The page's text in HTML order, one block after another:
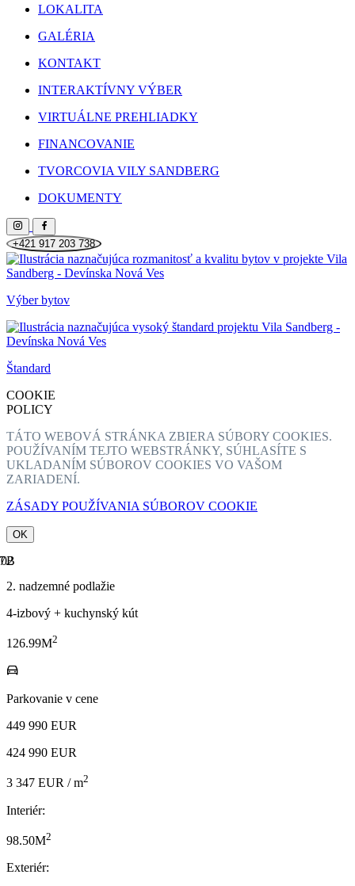
LOKALITA
GALÉRIA
KONTAKT
INTERAKTÍVNY VÝBER
VIRTUÁLNE PREHLIADKY
FINANCOVANIE
TVORCOVIA VILY SANDBERG
DOKUMENTY
+421 917 203 738
Výber bytov
Štandard
COOKIE
POLICY
TÁTO WEBOVÁ STRÁNKA ZBIERA SÚBORY COOKIES.
POUŽÍVANÍM TEJTO WEBSTRÁNKY, SÚHLASÍTE S
UKLADANÍM SÚBOROV COOKIES VO VAŠOM
ZARIADENÍ.
ZÁSADY POUŽÍVANIA SÚBOROV COOKIE
OK
2. nadzemné podlažie
4-izbový + kuchynský kút
126.99M2
Parkovanie v cene
449 990 EUR
424 990 EUR
3 347 EUR / m2
Interiér:
98.50M2
Exteriér: